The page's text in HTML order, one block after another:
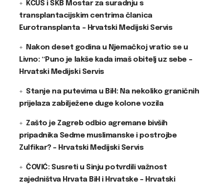
KCUS i SKB Mostar za suradnju s
transplantacijskim centrima članica
Eurotransplanta – Hrvatski Medijski Servis
Nakon deset godina u Njemačkoj vratio se u
Livno: “Puno je lakše kada imaš obitelj uz sebe –
Hrvatski Medijski Servis
Stanje na putevima u BiH: Na nekoliko graničnih
prijelaza zabilježene duge kolone vozila
Zašto je Zagreb odbio agremane bivših
pripadnika Sedme muslimanske i postrojbe
Zulfikar? – Hrvatski Medijski Servis
ČOVIĆ: Susreti u Sinju potvrdili važnost
zajedništva Hrvata BiH i Hrvatske – Hrvatski